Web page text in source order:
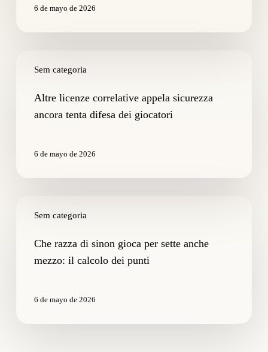
6 de mayo de 2026
Sem categoria
licenze
appelaAltre licenze correlative appela sicurezza
ancora tenta difesa dei giocatori
6 de mayo de 2026
Sem categoria
razza
sinonChe razza di sinon gioca per sette anche
mezzo: il calcolo dei punti
6 de mayo de 2026